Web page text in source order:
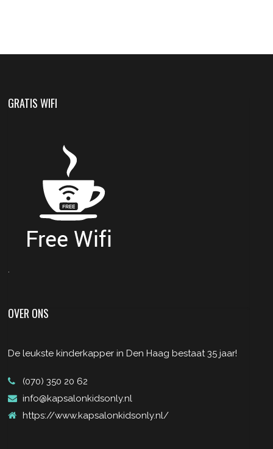
GRATIS WIFI
OVER ONS
De leukste kinderkapper in Den Haag bestaat 35 jaar!
(070) 350 20 62
info@kapsalonkidsonly.nl
https://www.kapsalonkidsonly.nl/